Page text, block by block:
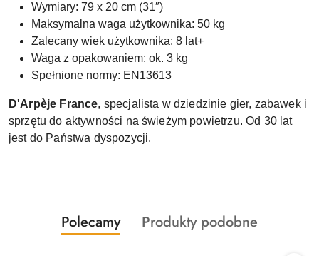
Wymiary: 79 x 20 cm (31″)
Maksymalna waga użytkownika: 50 kg
Zalecany wiek użytkownika: 8 lat+
Waga z opakowaniem: ok. 3 kg
Spełnione normy: EN13613
D'Arpèje France, specjalista w dziedzinie gier, zabawek i
sprzętu do aktywności na świeżym powietrzu. Od 30 lat
jest do Państwa dyspozycji.
Pomiń karuzelę produktów
Produkty
o
Polecamy
Produkty
Produkty podobne